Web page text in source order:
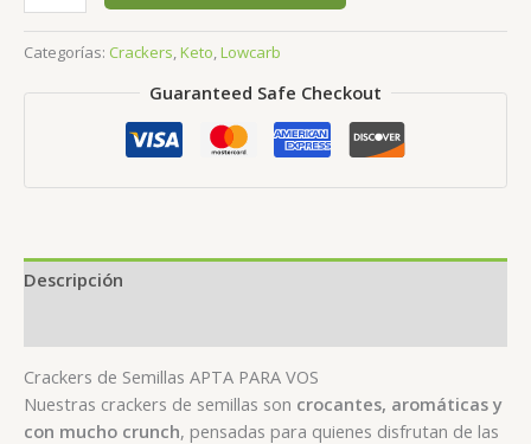
de
harina
de
coco
Sin
lácteos
Categorías: Crackers,Keto,Lowcarb
Guaranteed Safe Checkout
Descripción
Crackers de Semillas APTA PARA VOS
Nuestras crackers de semillas son crocantes, aromáticas y
con mucho crunch, pensadas para quienes disfrutan de las